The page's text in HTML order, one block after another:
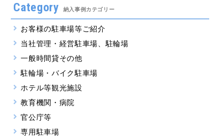
Category 納入事例カテゴリー
お客様の駐車場等ご紹介
当社管理・経営駐車場、駐輪場
一般時間貸その他
駐輪場・バイク駐車場
ホテル等観光施設
教育機関・病院
官公庁等
専用駐車場